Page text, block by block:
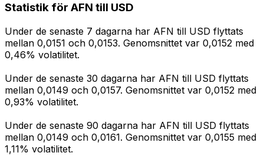
Statistik för AFN till USD
Under de senaste 7 dagarna har AFN till USD flyttats
mellan 0,0151 och 0,0153. Genomsnittet var 0,0152 med
0,46% volatilitet.
Under de senaste 30 dagarna har AFN till USD flyttats
mellan 0,0149 och 0,0157. Genomsnittet var 0,0152 med
0,93% volatilitet.
Under de senaste 90 dagarna har AFN till USD flyttats
mellan 0,0149 och 0,0161. Genomsnittet var 0,0155 med
1,11% volatilitet.